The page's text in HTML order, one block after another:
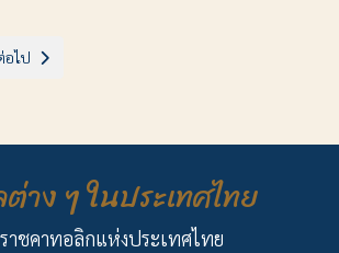
ม่พระแห่งสันติภาพ เขาพระ
นื้อหาถัดไป: วัดพระเมตตา ไทรงาม
อไป
ง ๆ ในประเทศไทย
าชคาทอลิกแห่งประเทศไทย